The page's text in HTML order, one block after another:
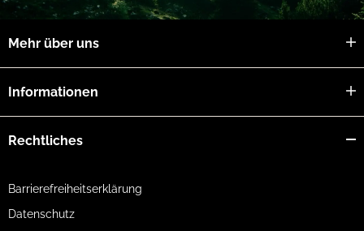
Mehr über uns
Informationen
Rechtliches
Barrierefreiheitserklärung
Datenschutz